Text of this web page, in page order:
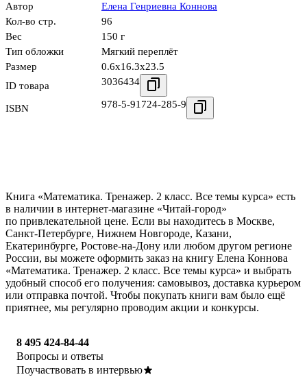
Автор
Елена Генриевна Коннова
Кол-во стр.
96
Вес
150 г
Тип обложки
Мягкий переплёт
Размер
0.6x16.3x23.5
ID товара
3036434
ISBN 978-5-91724-285-9
Книга «Математика. Тренажер. 2 класс. Все темы курса» есть
в наличии в интернет-магазине «Читай-город»
по привлекательной цене. Если вы находитесь в Москве,
Санкт-Петербурге, Нижнем Новгороде, Казани,
Екатеринбурге, Ростове-на-Дону или любом другом регионе
России, вы можете оформить заказ на книгу Елена Коннова
«Математика. Тренажер. 2 класс. Все темы курса» и выбрать
удобный способ его получения: самовывоз, доставка курьером
или отправка почтой. Чтобы покупать книги вам было ещё
приятнее, мы регулярно проводим акции и конкурсы.
8 495 424-84-44
Вопросы и ответы
Поучаствовать в интервью